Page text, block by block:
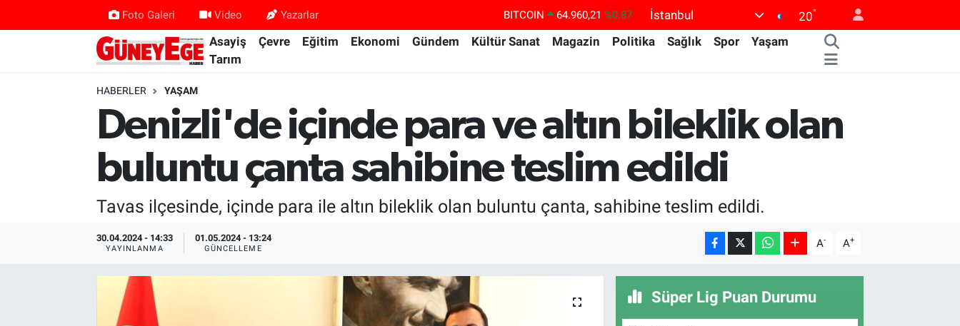
Foto Galeri Video Yazarlar BITCOIN 64.960,21 %0.87
DOLAR
47,7436
%0.18
6660.55
%0.03
BİST100
13.779 %-14
İstanbul 20°
Asayiş Çevre Eğitim Ekonomi Gündem Kültür Sanat Magazin Politika Sağlık Spor
Yaşam
Tarım
HABERLER YAŞAM
Denizli'de içinde para ve altın bileklik olan
buluntu çanta sahibine teslim edildi
Tavas ilçesinde, içinde para ile altın bileklik olan buluntu çanta, sahibine teslim edildi.
30.04.2024 - 14:33
YAYINLANMA
01.05.2024 - 13:24
GÜNCELLEME A- A+
Süper Lig Puan Durumu
Kültür Sanat
İstanbul Hava Durumu
İstanbul Trafik Yoğunluk Haritası
Süper Lig Puan Durumu ve Fikstür
Tüm Manşetler
Son Dakika Haberleri
Haber Arşivi